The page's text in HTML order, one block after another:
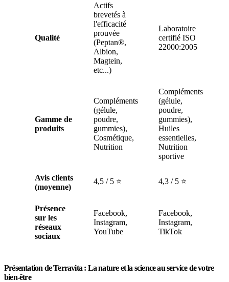
Qualité
Actifs
brevetés à
l'efficacité
prouvée
(Peptan®,
Albion,
Magtein,
etc...)
Laboratoire
certifié ISO
22000:2005
Gamme de
produits
Compléments
(gélule,
poudre,
gummies),
Cosmétique,
Nutrition
Compléments
(gélule,
poudre,
gummies),
Huiles
essentielles,
Nutrition
sportive
Avis clients
(moyenne)
4,5 / 5 ⭐ 4,3 / 5 ⭐
Présence
sur les
réseaux
sociaux
Facebook,
Instagram,
YouTube
Facebook,
Instagram,
TikTok
Présentation de Terravita : La nature et la science au service de votre
bien-être